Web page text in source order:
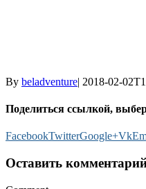
By beladventure| 2018-02-
Поделиться ссылкой,
FacebookTwitterGoogle+Vk
Оставить